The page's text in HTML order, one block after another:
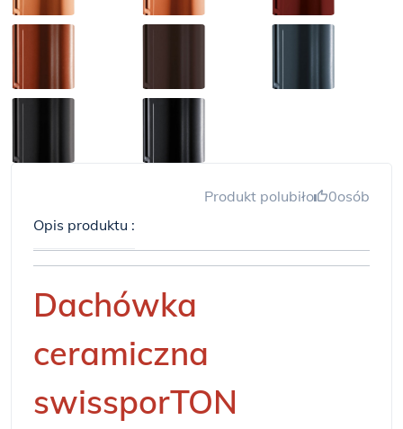
Produkt polubiło 0osób
Opis produktu :
Dachówka
ceramiczna
swissporTON